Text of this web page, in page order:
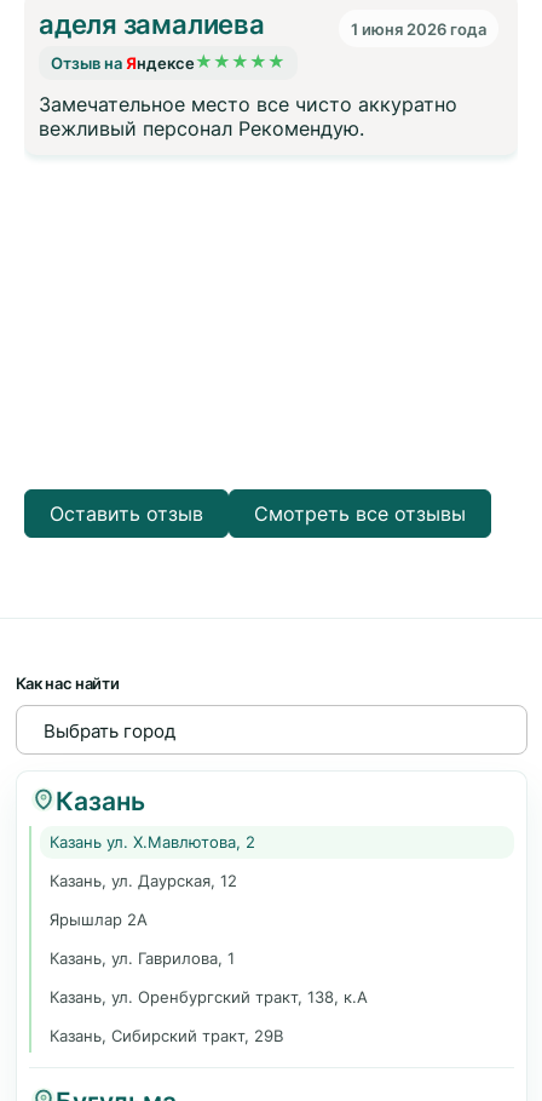
аделя замалиева
Отзыв наЯндексе★★★★★
1 июня 2026 года
Замечательное место все чисто аккуратно
вежливый персонал Рекомендую.
Оставить отзыв Смотреть все отзывы
Как нас найти
Казань
Казань ул. Х.Мавлютова, 2
Казань, ул. Даурская, 12
Ярышлар 2А
Казань, ул. Гаврилова, 1
Казань, ул. Оренбургский тракт, 138, к.А
Казань, Сибирский тракт, 29В